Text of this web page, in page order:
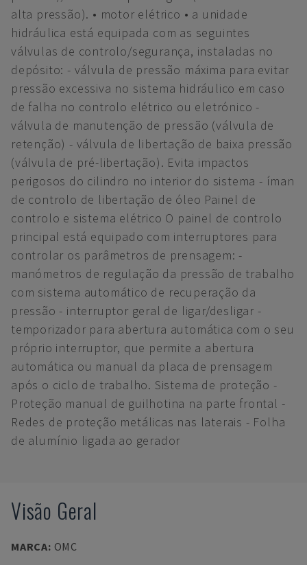
alta pressão). • motor elétrico • a unidade
hidráulica está equipada com as seguintes
válvulas de controlo/segurança, instaladas no
depósito: - válvula de pressão máxima para evitar
pressão excessiva no sistema hidráulico em caso
de falha no controlo elétrico ou eletrónico -
válvula de manutenção de pressão (válvula de
retenção) - válvula de libertação de baixa pressão
(válvula de pré-libertação). Evita impactos
perigosos do cilindro no interior do sistema - íman
de controlo de libertação de óleo Painel de
controlo e sistema elétrico O painel de controlo
principal está equipado com interruptores para
controlar os parâmetros de prensagem: -
manómetros de regulação da pressão de trabalho
com sistema automático de recuperação da
pressão - interruptor geral de ligar/desligar -
temporizador para abertura automática com o seu
próprio interruptor, que permite a abertura
automática ou manual da placa de prensagem
após o ciclo de trabalho. Sistema de proteção -
Proteção manual de guilhotina na parte frontal -
Redes de proteção metálicas nas laterais - Folha
de alumínio ligada ao gerador
Visão Geral
MARCA: OMC